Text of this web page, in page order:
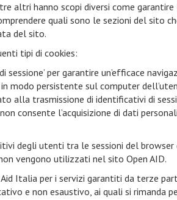
altri hanno scopi diversi come garantire
quali sono le sezioni del sito
del sito.
tipi di cookies:
per garantire un’efficace
modo persistente sul computer
alla trasmissione di identificativi di
consente l’acquisizione di dati
degli utenti tra le sessioni del
vengono utilizzati nel sito Open AID.
Italia per i servizi garantiti da terze
e non esaustivo, ai quali si rimanda